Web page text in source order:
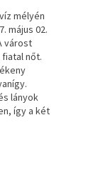
mélyén
május 02.
várost
nőt.
lányok
így a két